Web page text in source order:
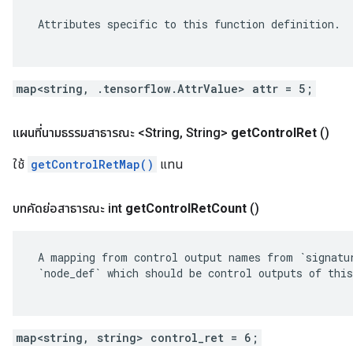
Attributes specific to this function definition.
map<string, .tensorflow.AttrValue> attr = 5;
แผนที่นามธรรมสาธารณะ <String, String> getControlRet ()
ใช้ getControlRetMap() แทน
บทคัดย่อสาธารณะ int getControlRetCount ()
A mapping from control output names from
`node_def` which should be control outputs of
map<string, string> control_ret = 6;